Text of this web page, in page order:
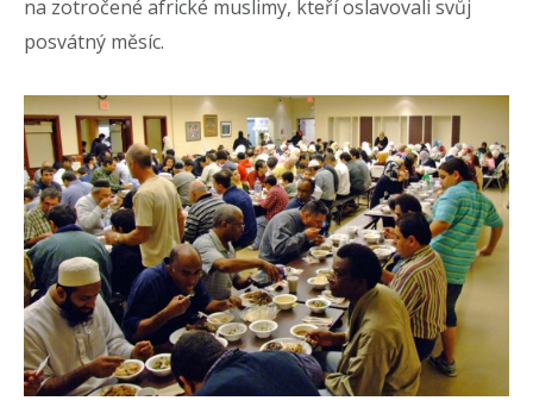
na zotročené africké muslimy, kteří oslavovali svůj
posvátný měsíc.